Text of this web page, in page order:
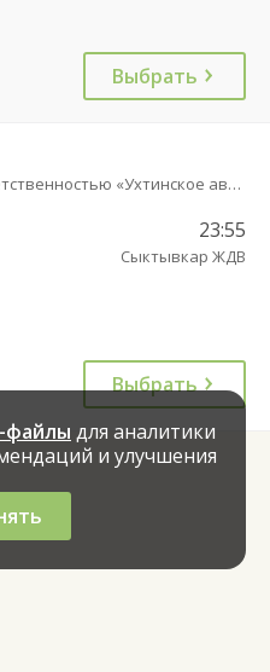
Выбрать
Общество с ограниченной ответственностью «Ухтинское автотранспортное предприятие»
23:55
Сыктывкар ЖДВ
Выбрать
файлы для аналитики
и улучшения